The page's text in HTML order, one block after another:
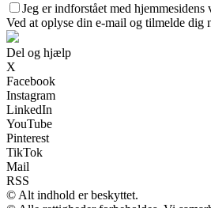
Jeg er indforstået med
Ved at oplyse din e-mail og tilmelde dig
Del og hjælp
X
Facebook
Instagram
LinkedIn
YouTube
Pinterest
TikTok
Mail
RSS
© Alt indhold er beskyttet.